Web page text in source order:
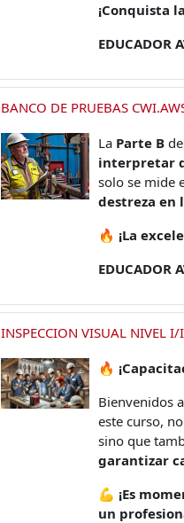
¡Conquista
EDUCADOR
BANCO DE PRUEBAS
La Parte B
interpretar
solo se mide
destreza en
🔥 ¡La
EDUCADOR
INSPECCION VISUAL NIVEL
🔥
Bienvenidos
este curso,
sino que
garantizar
💪 ¡Es
un